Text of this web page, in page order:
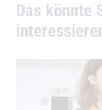
Das könnte